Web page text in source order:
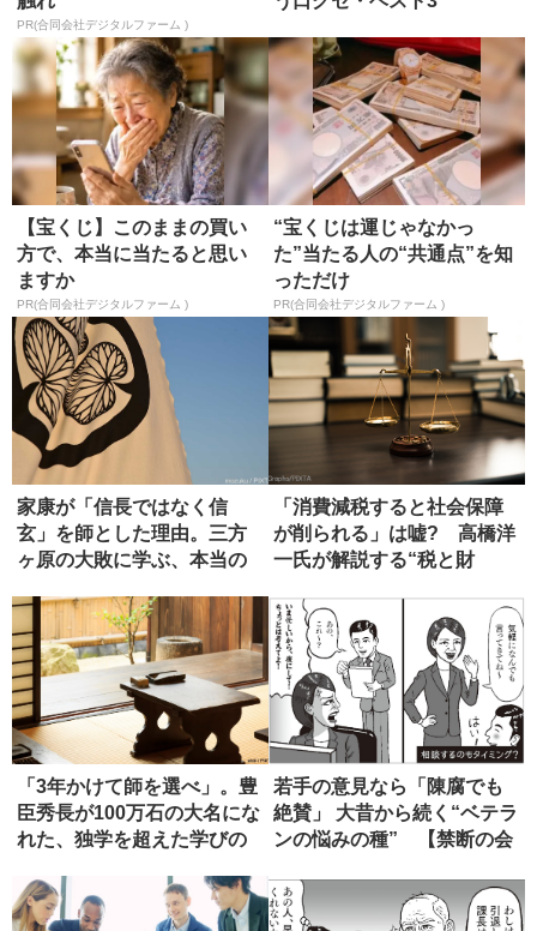
PR(合同会社デジタルファーム )
【宝くじ】このままの買い
方で、本当に当たると思い
ますか
PR(合同会社デジタルファーム )
“宝くじは運じゃなかっ
た”当たる人の“共通点”を知
っただけ
PR(合同会社デジタルファーム )
家康が「信長ではなく信
玄」を師とした理由。三方
ヶ原の大敗に学ぶ、本当の
「消費減税すると社会保障
が削られる」は嘘? 高橋洋
一氏が解説する“税と財
「3年かけて師を選べ」。豊
臣秀長が100万石の大名にな
れた、独学を超えた学びの
若手の意見なら「陳腐でも
絶賛」 大昔から続く“ベテラ
ンの悩みの種” 【禁断の会